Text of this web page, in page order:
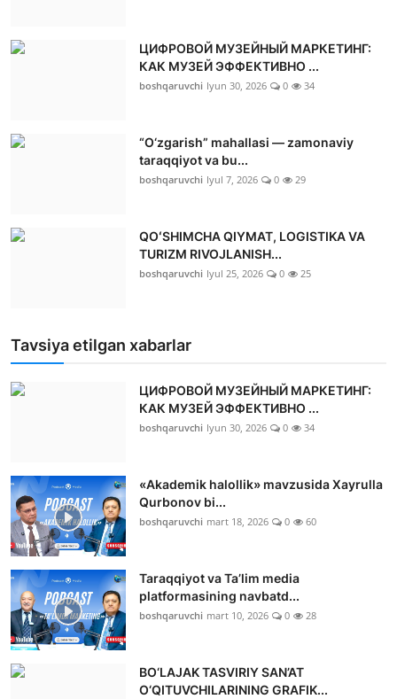
ЦИФРОВОЙ МУЗЕЙНЫЙ МАРКЕТИНГ:
КАК МУЗЕЙ ЭФФЕКТИВНО ...
boshqaruvchi Iyun 30, 2026 0 34
“O‘zgarish” mahallasi — zamonaviy
taraqqiyot va bu...
boshqaruvchi Iyul 7, 2026 0 29
QOʻSHIMCHA QIYMAT, LOGISTIKA VA
TURIZM RIVOJLANISH...
boshqaruvchi Iyul 25, 2026 0 25
Tavsiya etilgan xabarlar
ЦИФРОВОЙ МУЗЕЙНЫЙ МАРКЕТИНГ:
КАК МУЗЕЙ ЭФФЕКТИВНО ...
boshqaruvchi Iyun 30, 2026 0 34
«Akademik halollik» mavzusida Xayrulla
Qurbonov bi...
boshqaruvchi mart 18, 2026 0 60
Taraqqiyot va Ta’lim media
platformasining navbatd...
boshqaruvchi mart 10, 2026 0 28
BO‘LAJAK TASVIRIY SAN’AT
O‘QITUVCHILARINING GRAFIK...